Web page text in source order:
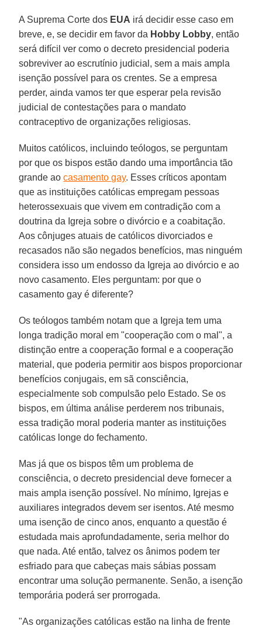
A Suprema Corte dos EUA irá decidir esse caso em
breve, e, se decidir em favor da Hobby Lobby, então
será difícil ver como o decreto presidencial poderia
sobreviver ao escrutínio judicial, sem a mais ampla
isenção possível para os crentes. Se a empresa
perder, ainda vamos ter que esperar pela revisão
judicial de contestações para o mandato
contraceptivo de organizações religiosas.
Muitos católicos, incluindo teólogos, se perguntam
por que os bispos estão dando uma importância tão
grande aocasamento gay. Esses críticos apontam
que as instituições católicas empregam pessoas
heterossexuais que vivem em contradição com a
doutrina da Igreja sobre o divórcio e a coabitação.
Aos cônjuges atuais de católicos divorciados e
recasados não são negados benefícios, mas ninguém
considera isso um endosso da Igreja ao divórcio e ao
novo casamento. Eles perguntam: por que o
casamento gay é diferente?
Os teólogos também notam que a Igreja tem uma
longa tradição moral em "cooperação com o mal", a
distinção entre a cooperação formal e a cooperação
material, que poderia permitir aos bispos proporcionar
benefícios conjugais, em sã consciência,
especialmente sob compulsão pelo Estado. Se os
bispos, em última análise perderem nos tribunais,
essa tradição moral poderia manter as instituições
católicas longe do fechamento.
Mas já que os bispos têm um problema de
consciência, o decreto presidencial deve fornecer a
mais ampla isenção possível. No mínimo, Igrejas e
auxiliares integrados devem ser isentos. Até mesmo
uma isenção de cinco anos, enquanto a questão é
estudada mais aprofundadamente, seria melhor do
que nada. Até então, talvez os ânimos podem ter
esfriado para que cabeças mais sábias possam
encontrar uma solução permanente. Senão, a isenção
temporária poderá ser prorrogada.
"As organizações católicas estão na linha de frente